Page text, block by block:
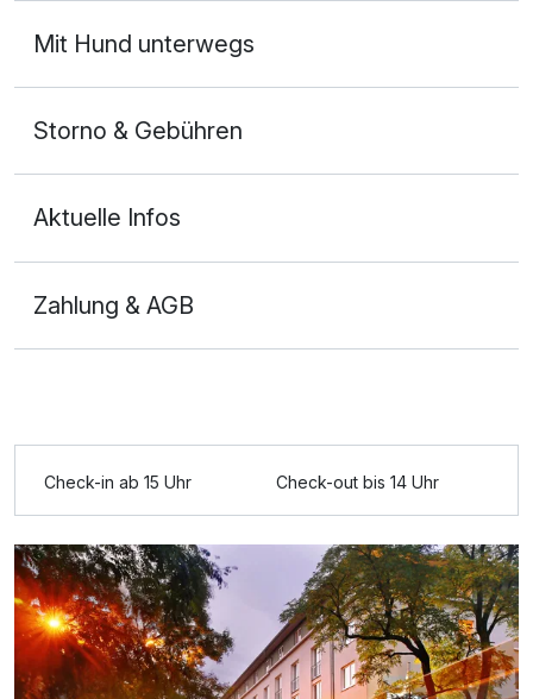
Mit Hund unterwegs
Storno & Gebühren
Aktuelle Infos
Zahlung & AGB
Check-in ab 15 Uhr Check-out bis 14 Uhr